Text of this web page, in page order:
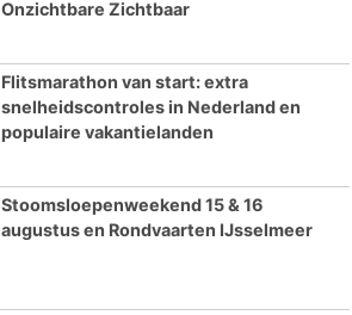
Onzichtbare Zichtbaar
Flitsmarathon van start: extra
snelheidscontroles in Nederland en
populaire vakantielanden
Stoomsloepenweekend 15 & 16
augustus en Rondvaarten IJsselmeer